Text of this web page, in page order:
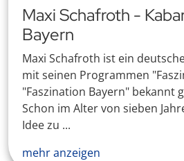
Maxi Schafroth -
Bayern
Maxi Schafroth ist ein
mit seinen Programmen
"Faszination Bayern" bekannt
Schon im Alter von sieben
Idee zu ...
mehr anzeigen